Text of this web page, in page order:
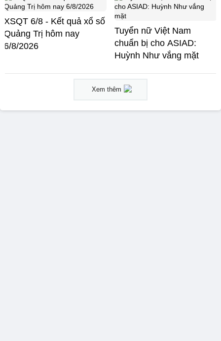
XSQT 6/8 - Kết quả xổ số
Quảng Trị hôm nay
6/8/2026
Tuyển nữ Việt Nam
chuẩn bị cho ASIAD:
Huỳnh Như vắng mặt
Xem thêm